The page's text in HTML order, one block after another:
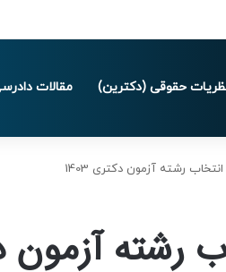
مالیاتی تا پایان تابستان 1405
حقوقی (دکترین) مقالات
رشته آزمون دکتری 1403
آزمون